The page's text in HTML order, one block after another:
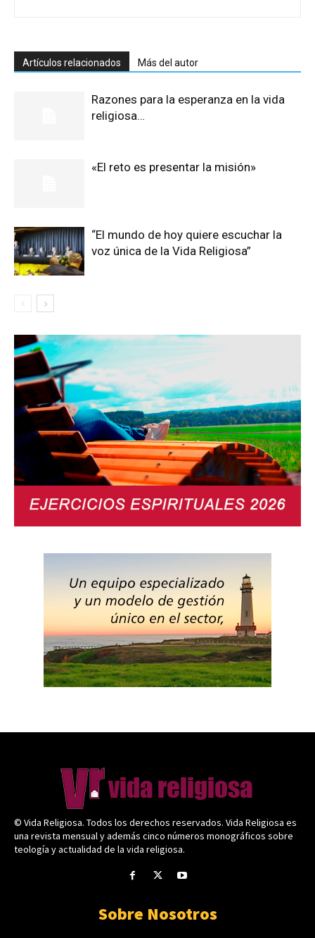
Artículos relacionados Más del autor
Razones para la esperanza en la vida
religiosa…
«El reto es presentar la misión»
“El mundo de hoy quiere escuchar la
voz única de la Vida Religiosa”
© Vida Religiosa. Todos los derechos reservados. Vida Religiosa es
una revista mensual y además cinco números monográficos sobre
teología y actualidad de la vida religiosa.
Sobre Nosotros